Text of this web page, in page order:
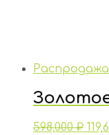
598,000₽